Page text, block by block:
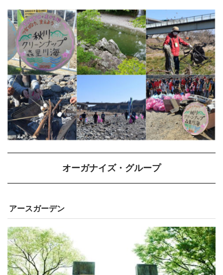
オーガナイズ・グループ
アースガーデン